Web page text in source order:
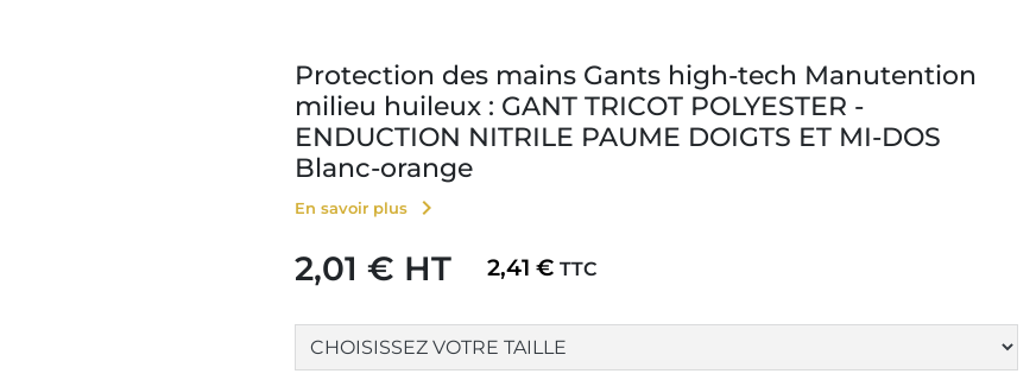
Protection des mains Gants high-tech Manutention
milieu huileux : GANT TRICOT POLYESTER -
ENDUCTION NITRILE PAUME DOIGTS ET MI-DOS
Blanc-orange
En savoir plus chevron_right
2,01 € HT 2,41 € TTC